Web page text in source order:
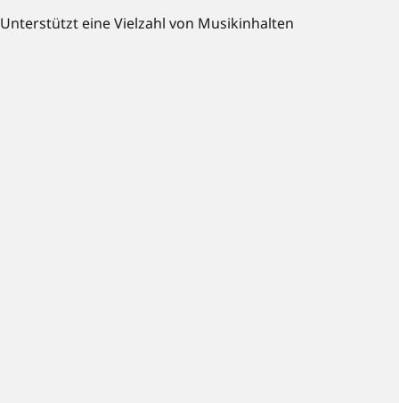
Unterstützt eine Vielzahl von Musikinhalten